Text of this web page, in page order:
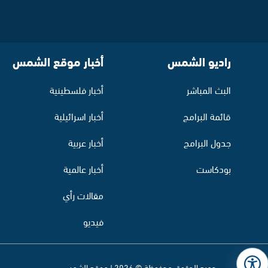
راديو الشمس
البث المباشر
قائمة البرامج
جدول البرامج
بودكاست
أخبار موقع الشمس
أخبار فلسطينية
أخبار اسرائيلية
أخبار عربية
أخبار عالمية
مقالات رأي
فيديو